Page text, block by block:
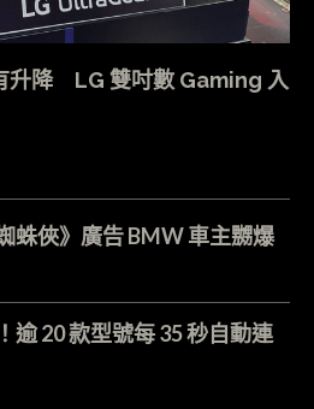
升降 LG 雙吋數 Gaming 入
蛛俠》廣告 BMW 車主嬲爆
逾 20 款型號每 35 秒自動連